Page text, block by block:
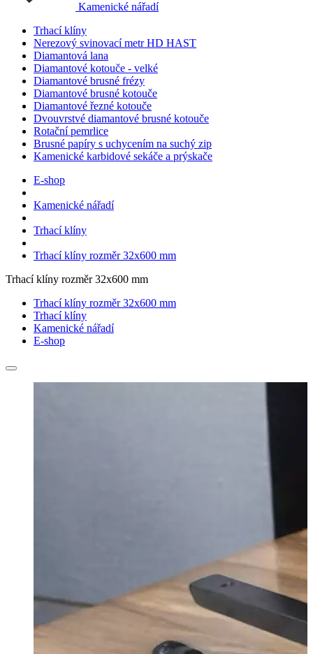
Kamenické nářadí
Trhací klíny
Nerezový svinovací metr HD HAST
Diamantová lana
Diamantové kotouče - velké
Diamantové brusné frézy
Diamantové brusné kotouče
Diamantové řezné kotouče
Dvouvrstvé diamantové brusné kotouče
Rotační pemrlice
Brusné papíry s uchycením na suchý zip
Kamenické karbidové sekáče a prýskače
E-shop
Kamenické nářadí
Trhací klíny
Trhací klíny rozměr 32x600 mm
Trhací klíny rozměr 32x600 mm
Trhací klíny rozměr 32x600 mm
Trhací klíny
Kamenické nářadí
E-shop